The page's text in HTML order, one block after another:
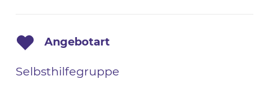
Angebotart
Selbsthilfegruppe